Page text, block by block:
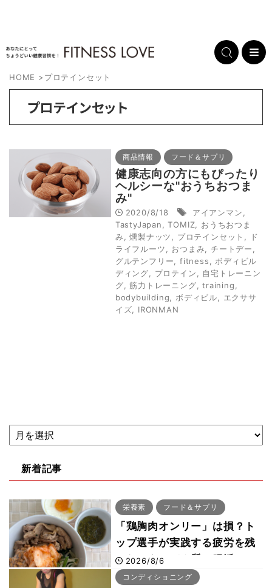
HOME >プロテインセット
プロテインセット
商品情報 フード＆サプリ
健康志向の方にもぴったり
ヘルシーな"おうちおつま
み"
2020/8/18 アイアンマン
TastyJapan
,TOMIZ
おうちおつま
み ,燻製ナッツ プロテインセット
ド
ライフルーツ
おつまみ チートデー
グルテンフリー
fitness
ボディビル
ディング
プロテイン
自宅トレーニン
グ ,筋力トレーニング ,training
bodybuilding
ボディビル
エクササ
イズ
IRONMAN
新着記事
栄養素 フード＆サプリ
「鶏胸肉オンリー」は損？ト
ップ選手が実践する疲労を残
さないタンパク質＆腸活コン
ボ
2026/8/6
コンディショニング